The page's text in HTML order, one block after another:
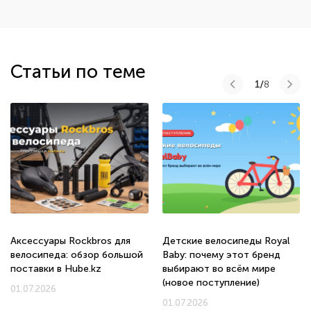
Статьи по теме
Аксессуары Rockbros для
велосипеда: обзор большой
поставки в Hube.kz
01.07.2026
Детские велосипеды Royal
Baby: почему этот бренд
выбирают во всём мире
(новое поступление)
01.07.2026
1/8